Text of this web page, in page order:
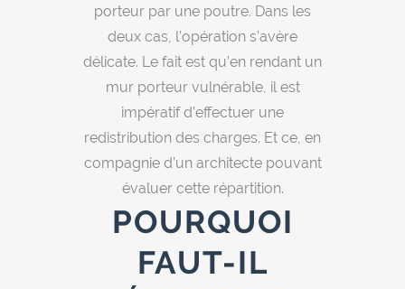
porteur par une poutre. Dans les
deux cas, l’opération s’avère
délicate. Le fait est qu’en rendant un
mur porteur vulnérable, il est
impératif d’effectuer une
redistribution des charges. Et ce, en
compagnie d’un architecte pouvant
évaluer cette répartition.
POURQUOI
FAUT-IL